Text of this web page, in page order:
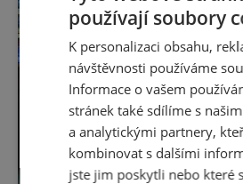
používají soubory
K personalizaci obsahu,
návštěvnosti používáme
Informace o vašem
stránek také sdílíme s
a analytickými partnery,
kombinovat s dalšími
jste jim poskytli nebo které